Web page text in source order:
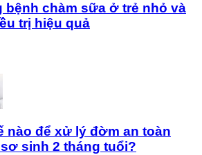
bệnh chàm sữa ở trẻ nhỏ và
trị hiệu quả
nào để xử lý đờm an toàn
sinh 2 tháng tuổi?